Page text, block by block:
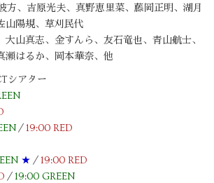
方、吉原光夫、真野恵里菜、藤岡正明、湖月
山陽規、草刈民代
山真志、金すんら、友石竜也、青山航士、
瀬はるか、岡本華奈、他
シアター
／19:00 RED
★ ／19:00 RED
／19:00 GREEN